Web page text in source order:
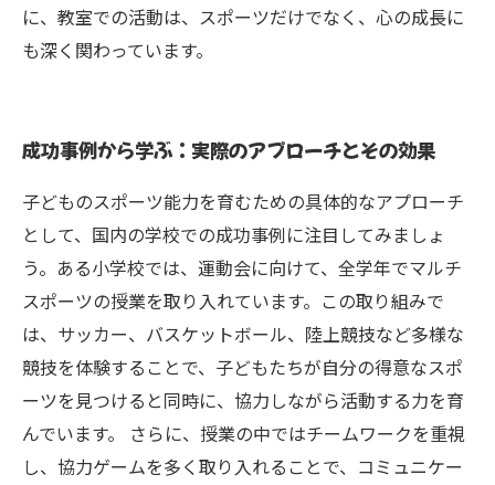
に、教室での活動は、スポーツだけでなく、心の成長に
も深く関わっています。
成功事例から学ぶ：実際のアプローチとその効果
子どものスポーツ能力を育むための具体的なアプローチ
として、国内の学校での成功事例に注目してみましょ
う。ある小学校では、運動会に向けて、全学年でマルチ
スポーツの授業を取り入れています。この取り組みで
は、サッカー、バスケットボール、陸上競技など多様な
競技を体験することで、子どもたちが自分の得意なスポ
ーツを見つけると同時に、協力しながら活動する力を育
んでいます。 さらに、授業の中ではチームワークを重視
し、協力ゲームを多く取り入れることで、コミュニケー